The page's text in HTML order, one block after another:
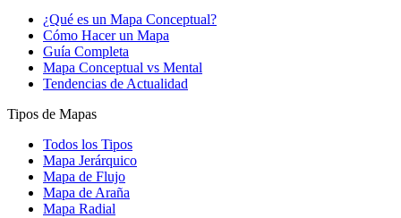
¿Qué es un Mapa Conceptual?
Cómo Hacer un Mapa
Guía Completa
Mapa Conceptual vs Mental
Tendencias de Actualidad
Tipos de Mapas
Todos los Tipos
Mapa Jerárquico
Mapa de Flujo
Mapa de Araña
Mapa Radial